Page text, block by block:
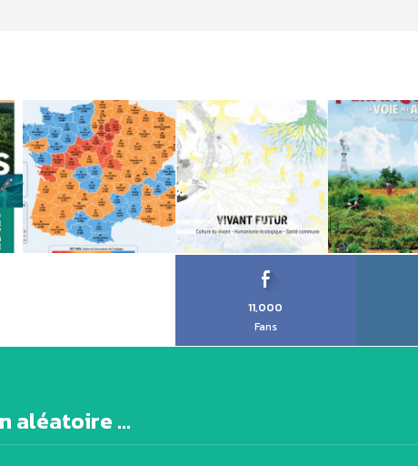
11,000
Fans
aléatoire ...